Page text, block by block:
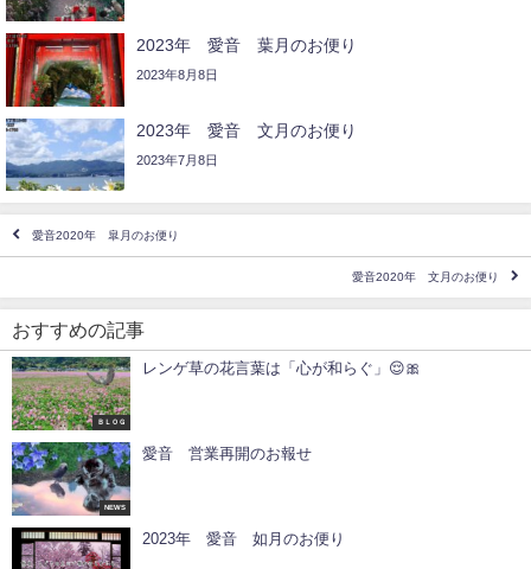
2023年 愛音 葉月のお便り
2023年8月8日
2023年 愛音 文月のお便り
2023年7月8日
愛音2020年 皐月のお便り
愛音2020年 文月のお便り
おすすめの記事
ＢＬＯＧ
レンゲ草の花言葉は「心が和らぐ」😌🎀
NEWS
愛音 営業再開のお報せ
2023年 愛音 如月のお便り